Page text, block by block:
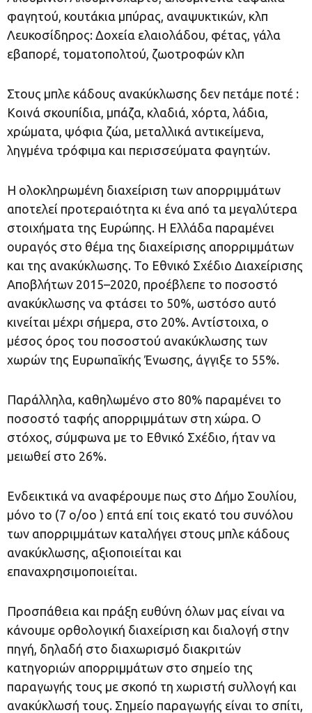
φαγητού, κουτάκια μπύρας, αναψυκτικών, κλπ
Λευκοσίδηρος: Δοχεία ελαιολάδου, φέτας, γάλα
εβαπορέ, τοματοπολτού, ζωοτροφών κλπ
Στους μπλε κάδους ανακύκλωσης δεν πετάμε ποτέ :
Κοινά σκουπίδια, μπάζα, κλαδιά, χόρτα, λάδια,
χρώματα, ψόφια ζώα, μεταλλικά αντικείμενα,
ληγμένα τρόφιμα και περισσεύματα φαγητών.
Η ολοκληρωμένη διαχείριση των απορριμμάτων
αποτελεί προτεραιότητα κι ένα από τα μεγαλύτερα
στοιχήματα της Ευρώπης. Η Ελλάδα παραμένει
ουραγός στο θέμα της διαχείρισης απορριμμάτων
και της ανακύκλωσης. Το Εθνικό Σχέδιο Διαχείρισης
Αποβλήτων 2015–2020, προέβλεπε το ποσοστό
ανακύκλωσης να φτάσει το 50%, ωστόσο αυτό
κινείται μέχρι σήμερα, στο 20%. Αντίστοιχα, ο
μέσος όρος του ποσοστού ανακύκλωσης των
χωρών της Ευρωπαϊκής Ένωσης, άγγιξε το 55%.
Παράλληλα, καθηλωμένο στο 80% παραμένει το
ποσοστό ταφής απορριμμάτων στη χώρα. Ο
στόχος, σύμφωνα με το Εθνικό Σχέδιο, ήταν να
μειωθεί στο 26%.
Ενδεικτικά να αναφέρουμε πως στο Δήμο Σουλίου,
μόνο το (7 ο/οο ) επτά επί τοις εκατό του συνόλου
των απορριμμάτων καταλήγει στους μπλε κάδους
ανακύκλωσης, αξιοποιείται και
επαναχρησιμοποιείται.
Προσπάθεια και πράξη ευθύνη όλων μας είναι να
κάνουμε ορθολογική διαχείριση και διαλογή στην
πηγή, δηλαδή στο διαχωρισμό διακριτών
κατηγοριών απορριμμάτων στο σημείο της
παραγωγής τους με σκοπό τη χωριστή συλλογή και
ανακύκλωσή τους. Σημείο παραγωγής είναι το σπίτι,